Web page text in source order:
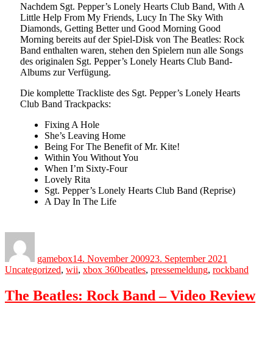
Nachdem Sgt. Pepper’s Lonely Hearts Club Band, With A
Little Help From My Friends, Lucy In The Sky With
Diamonds, Getting Better und Good Morning Good
Morning bereits auf der Spiel-Disk von The Beatles: Rock
Band enthalten waren, stehen den Spielern nun alle Songs
des originalen Sgt. Pepper’s Lonely Hearts Club Band-
Albums zur Verfügung.
Die komplette Trackliste des Sgt. Pepper’s Lonely Hearts
Club Band Trackpacks:
Fixing A Hole
She’s Leaving Home
Being For The Benefit of Mr. Kite!
Within You Without You
When I’m Sixty-Four
Lovely Rita
Sgt. Pepper’s Lonely Hearts Club Band (Reprise)
A Day In The Life
gamebox14. November 200923. September 2021
Uncategorized, wii, xbox 360Tags
beatles, pressemeldung, rockband
The Beatles: Rock Band – Video Review